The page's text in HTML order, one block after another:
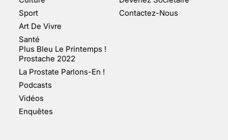
TOUJOURS PLUS
NOMBREUSES
Sport
Art De Vivre
Santé
Plus Bleu Le Printemps !
Prostache 2022
La Prostate Parlons-En !
Podcasts
Vidéos
Enquêtes
Contactez-Nous